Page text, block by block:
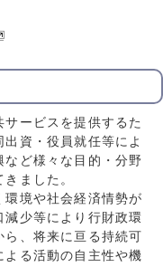
ービスを提供するた
資・役員就任等によ
など様々な目的・分野
ました。
境や社会経済情勢が
少等により行財政環
、将来に亘る持続可
る活動の自主性や機